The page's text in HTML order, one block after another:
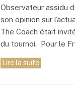
Observateur assidu
son opinion sur
The Coach était
du tournoi. Pour le
Lire la suite